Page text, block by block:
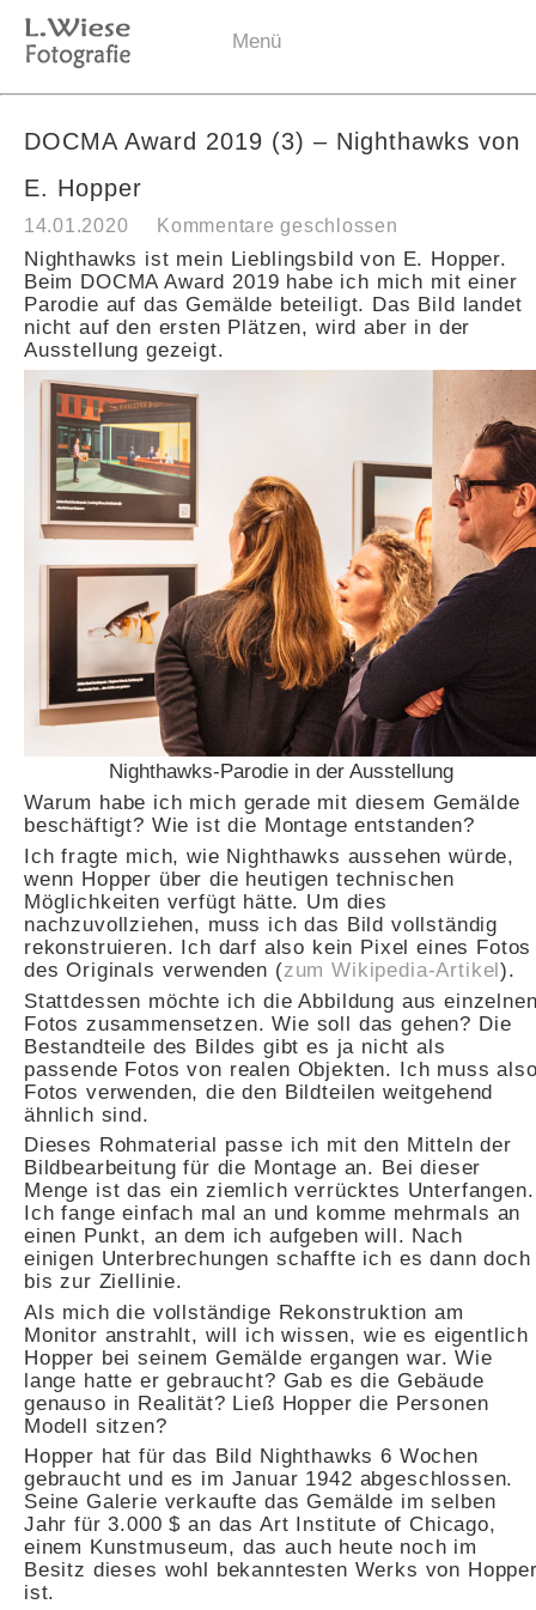
Menü
DOCMA Award 2019 (3) – Nighthawks von
E. Hopper
14.01.2020 Kommentare geschlossen
Nighthawks ist mein Lieblingsbild von E. Hopper.
Beim DOCMA Award 2019 habe ich mich mit einer
Parodie auf das Gemälde beteiligt. Das Bild landet
nicht auf den ersten Plätzen, wird aber in der
Ausstellung gezeigt.
Nighthawks-Parodie in der Ausstellung
Warum habe ich mich gerade mit diesem Gemälde
beschäftigt? Wie ist die Montage entstanden?
Ich fragte mich, wie Nighthawks aussehen würde,
wenn Hopper über die heutigen technischen
Möglichkeiten verfügt hätte. Um dies
nachzuvollziehen, muss ich das Bild vollständig
rekonstruieren. Ich darf also kein Pixel eines Fotos
des Originals verwenden (zum Wikipedia-Artikel).
Stattdessen möchte ich die Abbildung aus
Fotos zusammensetzen. Wie soll das gehen? Die
Bestandteile des Bildes gibt es ja nicht als
passende Fotos von realen Objekten. Ich muss
Fotos verwenden, die den Bildteilen weitgehend
ähnlich sind.
Dieses Rohmaterial passe ich mit den Mitteln der
Bildbearbeitung für die Montage an. Bei dieser
Menge ist das ein ziemlich verrücktes Unterfangen.
Ich fange einfach mal an und komme mehrmals an
einen Punkt, an dem ich aufgeben will. Nach
einigen Unterbrechungen schaffte ich es dann doch
bis zur Ziellinie.
Als mich die vollständige Rekonstruktion am
Monitor anstrahlt, will ich wissen, wie es eigentlich
Hopper bei seinem Gemälde ergangen war. Wie
lange hatte er gebraucht? Gab es die Gebäude
genauso in Realität? Ließ Hopper die Personen
Modell sitzen?
Hopper hat für das Bild Nighthawks 6 Wochen
gebraucht und es im Januar 1942 abgeschlossen.
Seine Galerie verkaufte das Gemälde im selben
Jahr für 3.000 $ an das Art Institute of Chicago,
einem Kunstmuseum, das auch heute noch im
Besitz dieses wohl bekanntesten Werks von
ist.